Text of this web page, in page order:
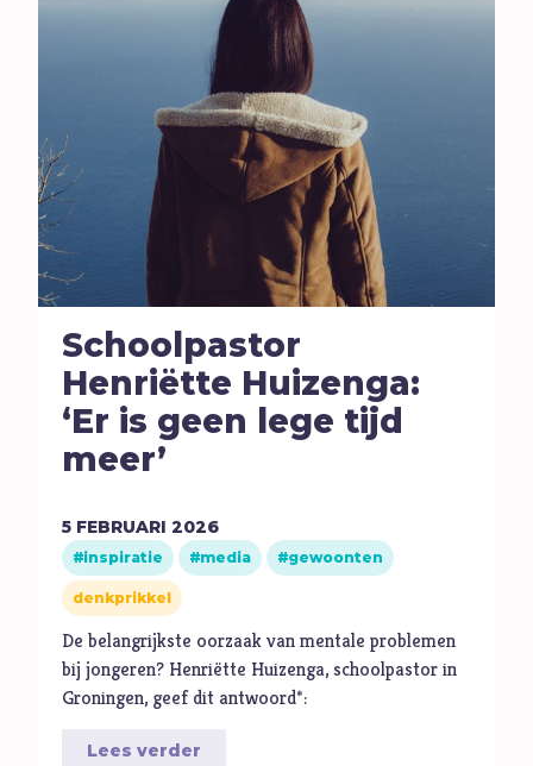
Schoolpastor
Henriëtte Huizenga:
‘Er is geen lege tijd
meer’
5 FEBRUARI 2026
inspiratie media gewoonten
denkprikkel
De belangrijkste oorzaak van mentale problemen
bij jongeren? Henriëtte Huizenga, schoolpastor in
Groningen, geef dit antwoord*:
Lees verder